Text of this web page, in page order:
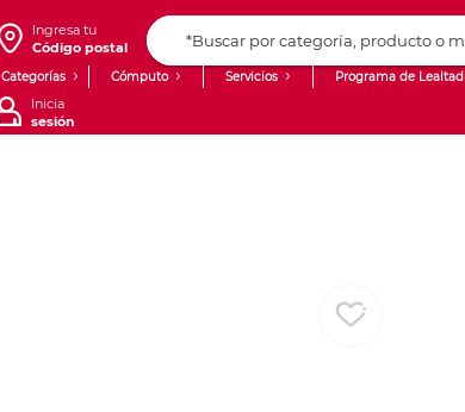
Ingresa tu
Código postal
Categorías Cómputo Servicios Programa de Lealtad
Inicia
sesión